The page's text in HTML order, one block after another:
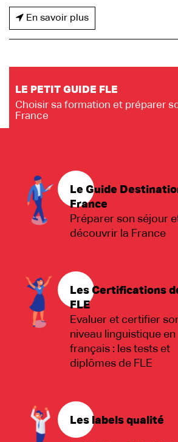
En savoir plus
LE PETIT GUIDE FLE
Choisir sa formation et préparer
France
Le Guide
France
Préparer son séjour
découvrir la France
Les Certifications
FLE
Evaluer et certifier
niveau linguistique en
français : les tests et
diplômes de FLE
Les labels qualité